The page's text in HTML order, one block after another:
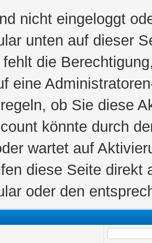
nicht eingeloggt
unten auf dieser
fehlt die
eine
ob Sie diese
könnte durch
wartet auf
diese Seite direkt
oder den